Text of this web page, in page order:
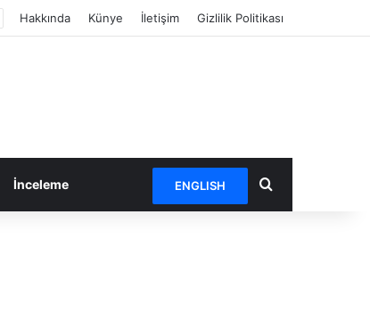
Hakkında Künye İletişim Gizlilik Politikası
İnceleme ENGLISH Arama yap ...